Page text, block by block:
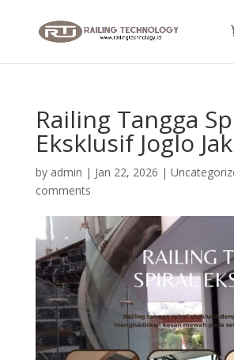
Railing Tangga
Eksklusif Joglo
by admin | Jan 22, 2026 |
comments